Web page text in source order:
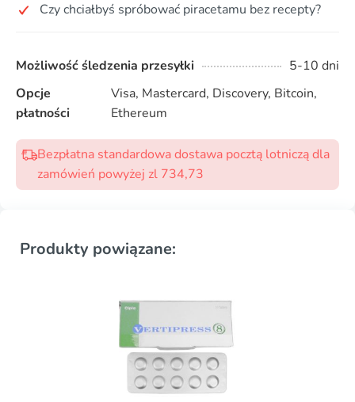
Czy chciałbyś spróbować piracetamu bez recepty?
Możliwość śledzenia przesyłki
5-10 dni
Opcje
płatności
Visa, Mastercard, Discovery, Bitcoin,
Ethereum
Bezpłatna standardowa dostawa pocztą lotniczą dla
zamówień powyżej zl 734,73
Produkty powiązane: